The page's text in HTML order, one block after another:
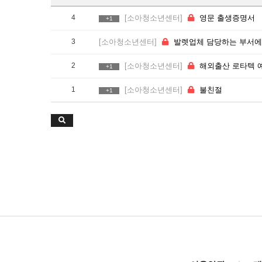
4 +1 [소아청소년센터] 영문 출생증명서
3 [소아청소년센터] 발렛업체 담당하는 부서에서 꼭 읽어 주세요.
2 +1 [소아청소년센터] 해외출산 로타텍 예방접종 관련 문의 드립
1 +1 [소아청소년센터] 불친절